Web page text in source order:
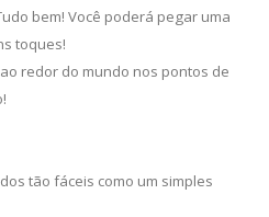
bem! Você poderá pegar uma
toques!
redor do mundo nos pontos de
tão fáceis como um simples